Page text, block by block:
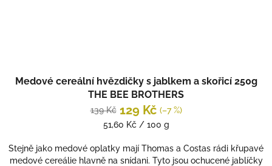
Medové cereální hvězdičky s jablkem a skořicí 250g
THE BEE BROTHERS
139 Kč 129 Kč (–7 %)
Měrná
51,60 Kč / 100 g
Stejně jako medové oplatky mají Thomas a Costas rádi křupavé
medové cereálie hlavně na snídani. Tyto jsou ochucené jablíčky